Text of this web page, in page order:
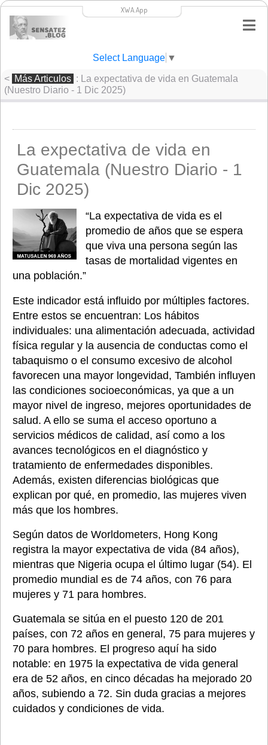
XWA.App
Select Language ▼
< Más Articulos : La expectativa de vida en Guatemala
(Nuestro Diario - 1 Dic 2025)
La expectativa de vida en
Guatemala (Nuestro Diario - 1
Dic 2025)
“La expectativa de vida es el
promedio de años que se espera
que viva una persona según las
tasas de mortalidad vigentes en
una población.”
Este indicador está influido por múltiples factores.
Entre estos se encuentran: Los hábitos
individuales: una alimentación adecuada, actividad
física regular y la ausencia de conductas como el
tabaquismo o el consumo excesivo de alcohol
favorecen una mayor longevidad, También influyen
las condiciones socioeconómicas, ya que a un
mayor nivel de ingreso, mejores oportunidades de
salud. A ello se suma el acceso oportuno a
servicios médicos de calidad, así como a los
avances tecnológicos en el diagnóstico y
tratamiento de enfermedades disponibles.
Además, existen diferencias biológicas que
explican por qué, en promedio, las mujeres viven
más que los hombres.
Según datos de Worldometers, Hong Kong
registra la mayor expectativa de vida (84 años),
mientras que Nigeria ocupa el último lugar (54). El
promedio mundial es de 74 años, con 76 para
mujeres y 71 para hombres.
Guatemala se sitúa en el puesto 120 de 201
países, con 72 años en general, 75 para mujeres y
70 para hombres. El progreso aquí ha sido
notable: en 1975 la expectativa de vida general
era de 52 años, en cinco décadas ha mejorado 20
años, subiendo a 72. Sin duda gracias a mejores
cuidados y condiciones de vida.